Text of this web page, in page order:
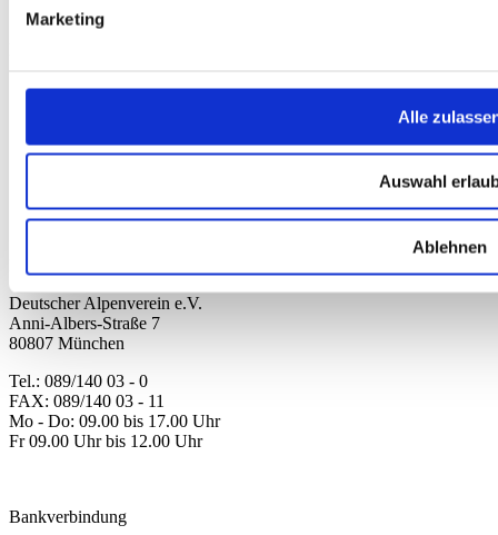
Marketing
Alle
Auswahl
Ablehnen
WIDERRUF ERKLÄREN
Karten & Bücher
Kinder
Neu
Sale
Deutscher Alpenverein e.V.
Anni-Albers-Straße 7
80807 München
Tel.: 089/140 03 - 0
FAX: 089/140 03 - 11
Mo - Do: 09.00 bis 17.00 Uhr
Fr 09.00 Uhr bis 12.00 Uhr
Bankverbindung